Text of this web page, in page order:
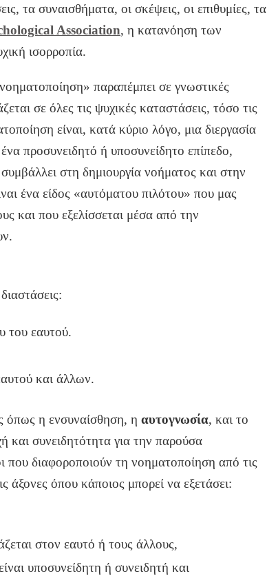
, τα συναισθήματα, οι σκέψεις, οι επιθυμίες, τα
Association, η κατανόηση των
ισορροπία.
παραπέμπει σε γνωστικές
σε όλες τις ψυχικές καταστάσεις, τόσο τις
είναι, κατά κύριο λόγο, μια διεργασία
προσυνειδητό ή υποσυνείδητο επίπεδο,
στη δημιουργία νοήματος και στην
ένα είδος «αυτόματου πιλότου» που μας
και που εξελίσσεται μέσα από την
του εαυτού.
και άλλων.
όπως η ενσυναίσθηση, η αυτογνωσία, και το
και συνειδητότητα για την παρούσα
που διαφοροποιούν τη νοηματοποίηση από τις
άξονες όπου κάποιος μπορεί να εξετάσει:
στον εαυτό ή τους άλλους,
υποσυνείδητη ή συνειδητή και